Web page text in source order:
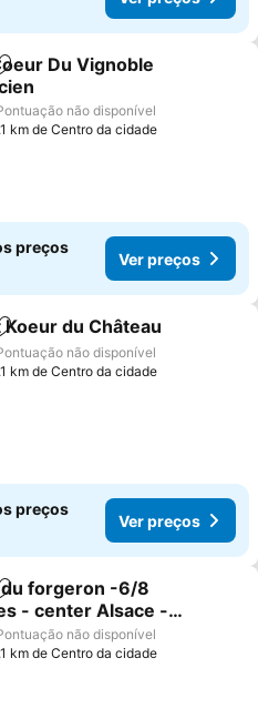
aos favoritos
Du Vignoble
não disponível
km de Centro da cidade
preços
Ver preços
aos favoritos
Koeur du Château
não disponível
km de Centro da cidade
preços
Ver preços
aos favoritos
forgeron -6/8
- center Alsace -
for familiesnão disponível
km de Centro da cidade